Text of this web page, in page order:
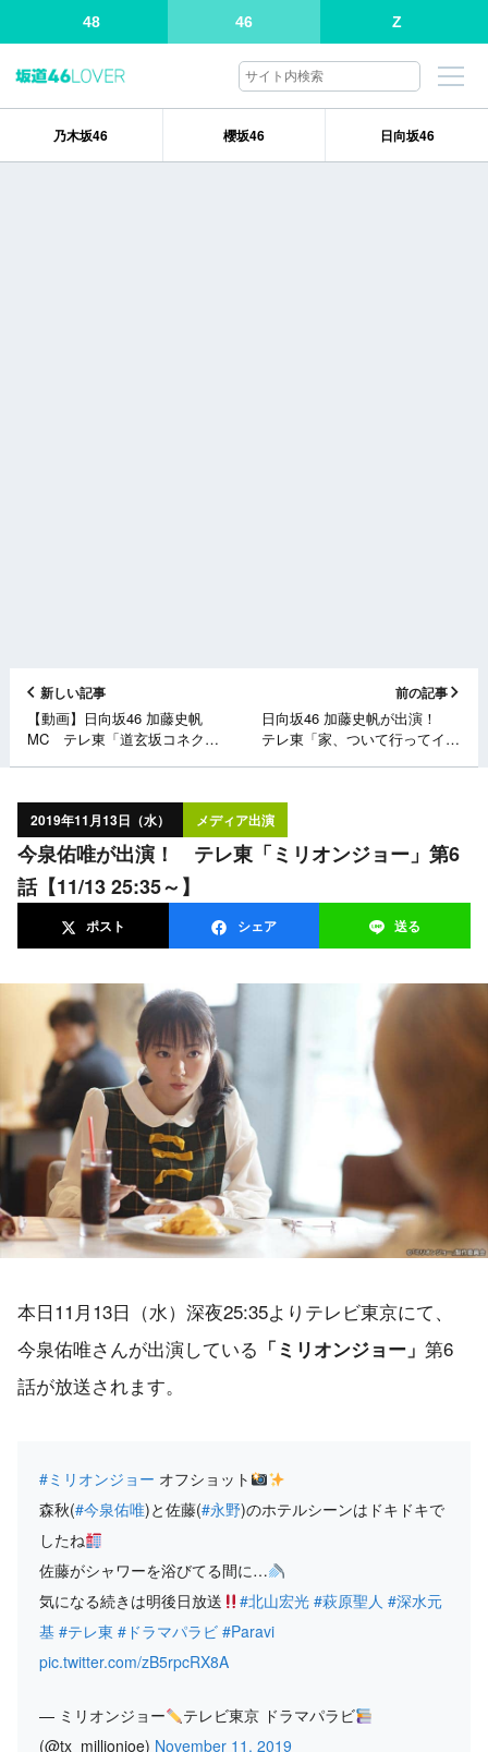
48 46 Z
乃木坂46 櫻坂46 日向坂46
新しい記事
【動画】日向坂46 加藤史帆
MC テレ東「道玄坂コネク
前の記事
日向坂46 加藤史帆が出演！
テレ東「家、ついて行ってイイ
2019年11月13日（水） メディア出演
今泉佑唯が出演！ テレ東「ミリオンジョー」第6
話【11/13 25:35～】
ポスト シェア 送る
本日11月13日（水）深夜25:35よりテレビ東京にて、
今泉佑唯さんが出演している 「ミリオンジョー」 第6
話が放送されます。
#ミリオンジョー オフショット
森秋(#今泉佑唯)と佐藤(#永野)のホテルシーンはドキドキで
したね
佐藤がシャワーを浴びてる間に…
気になる続きは明後日放送
#北山宏光 #萩原聖人 #深水元
基 #テレ東 #ドラマパラビ #Paravi
pic.twitter.com/zB5rpcRX8A
— ミリオンジョー
テレビ東京 ドラマパラビ
(@tx_millionjoe) November 11, 2019